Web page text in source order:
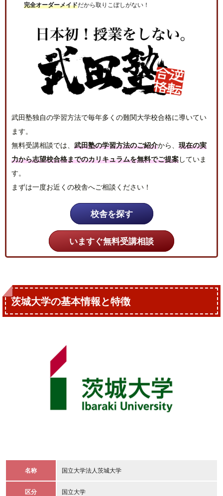
完全オーダーメイドだから取りこぼしがない！
武田塾独自の学習方法で毎年多くの難関大学校合格に導いてい
ます。
無料受講相談では、 武田塾の学習方法のご紹介から、 現在の実
力から志望校合格までのカリキュラムを無料でご提案していま
す。
まずは一度お近くの校舎へご相談ください！
校舎を探す
いますぐ無料受講相談
茨城大学の基本情報と特徴
名称 国立大学法人茨城大学
区分 国立大学